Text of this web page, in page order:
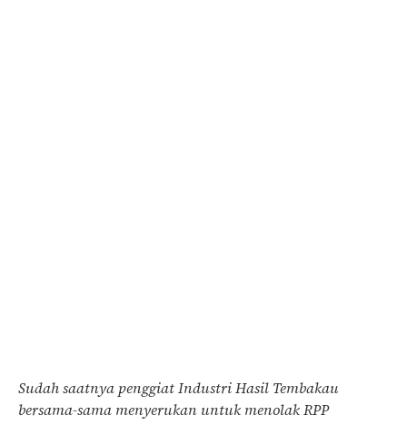
Sudah saatnya penggiat Industri Hasil Tembakau
bersama-sama menyerukan untuk menolak RPP